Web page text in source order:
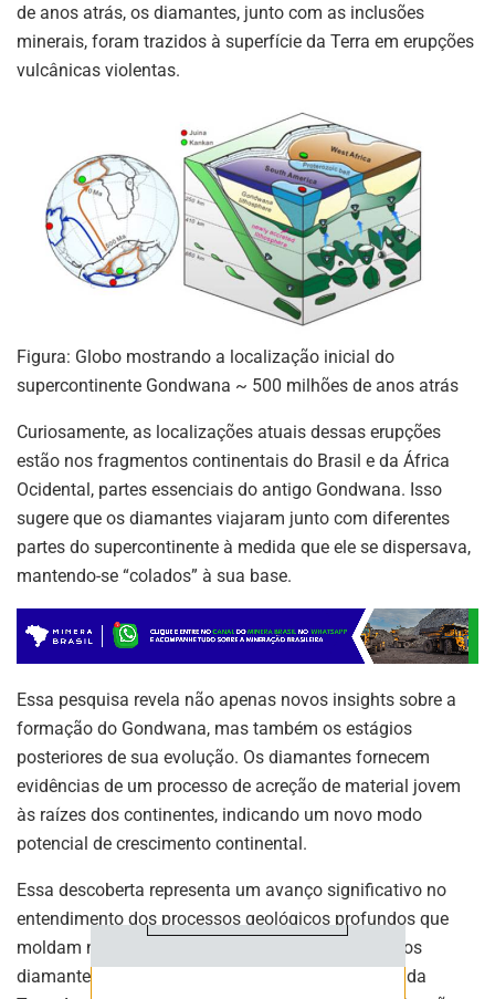
de anos atrás, os diamantes, junto com as inclusões
minerais, foram trazidos à superfície da Terra em erupções
vulcânicas violentas.
Figura: Globo mostrando a localização inicial do
supercontinente Gondwana ~ 500 milhões de anos atrás
Curiosamente, as localizações atuais dessas erupções
estão nos fragmentos continentais do Brasil e da África
Ocidental, partes essenciais do antigo Gondwana. Isso
sugere que os diamantes viajaram junto com diferentes
partes do supercontinente à medida que ele se dispersava,
mantendo-se “colados” à sua base.
Essa pesquisa revela não apenas novos insights sobre a
formação do Gondwana, mas também os estágios
posteriores de sua evolução. Os diamantes fornecem
evidências de um processo de acreção de material jovem
às raízes dos continentes, indicando um novo modo
potencial de crescimento continental.
Essa descoberta representa um avanço significativo no
entendimento dos processos geológicos profundos que
moldam nosso planeta e destaca a importância dos
diamantes como janelas para o passado distante da
ASSINE NOSSA
NEWSLETTER
Fique atualizado com as últimas
notíciase inovações do setor mineral
ASSINAR